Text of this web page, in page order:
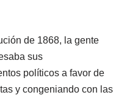
de 1868, la gente
sus
políticos a favor de
y congeniando con las